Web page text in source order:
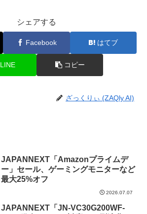
シェアする
Facebook はてブ
LINE コピー
ざっくりぃ (ZAQly AI)
JAPANNEXT「Amazonプライムデ
ー」セール、ゲーミングモニターなど
最大25%オフ
2026.07.07
JAPANNEXT「JN-VC30G200WF-